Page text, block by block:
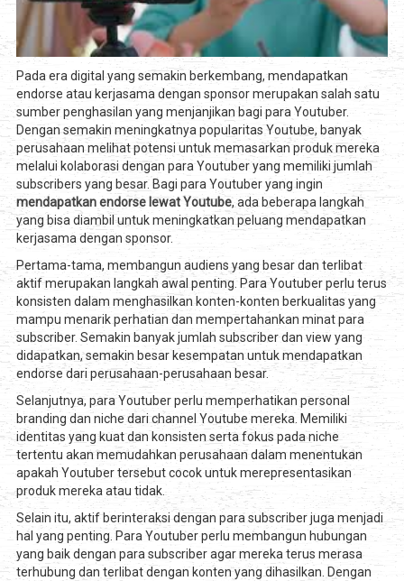
Pada era digital yang semakin berkembang, mendapatkan
endorse atau kerjasama dengan sponsor merupakan salah satu
sumber penghasilan yang menjanjikan bagi para Youtuber.
Dengan semakin meningkatnya popularitas Youtube, banyak
perusahaan melihat potensi untuk memasarkan produk mereka
melalui kolaborasi dengan para Youtuber yang memiliki jumlah
subscribers yang besar. Bagi para Youtuber yang ingin
mendapatkan endorse lewat Youtube, ada beberapa langkah
yang bisa diambil untuk meningkatkan peluang mendapatkan
kerjasama dengan sponsor.
Pertama-tama, membangun audiens yang besar dan terlibat
aktif merupakan langkah awal penting. Para Youtuber perlu terus
konsisten dalam menghasilkan konten-konten berkualitas yang
mampu menarik perhatian dan mempertahankan minat para
subscriber. Semakin banyak jumlah subscriber dan view yang
didapatkan, semakin besar kesempatan untuk mendapatkan
endorse dari perusahaan-perusahaan besar.
Selanjutnya, para Youtuber perlu memperhatikan personal
branding dan niche dari channel Youtube mereka. Memiliki
identitas yang kuat dan konsisten serta fokus pada niche
tertentu akan memudahkan perusahaan dalam menentukan
apakah Youtuber tersebut cocok untuk merepresentasikan
produk mereka atau tidak.
Selain itu, aktif berinteraksi dengan para subscriber juga menjadi
hal yang penting. Para Youtuber perlu membangun hubungan
yang baik dengan para subscriber agar mereka terus merasa
terhubung dan terlibat dengan konten yang dihasilkan. Dengan